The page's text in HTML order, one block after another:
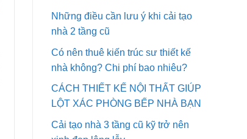
Những điều cần lưu ý khi cải tạo
nhà 2 tầng cũ
Có nên thuê kiến trúc sư thiết kế
nhà không? Chi phí bao nhiêu?
CÁCH THIẾT KẾ NỘI THẤT GIÚP
LỘT XÁC PHÒNG BẾP NHÀ BẠN
Cải tạo nhà 3 tầng cũ kỹ trở nên